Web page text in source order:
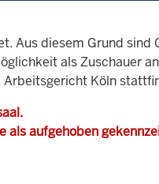
Aus diesem Grund sind
als Zuschauer
Köln
als aufgehoben